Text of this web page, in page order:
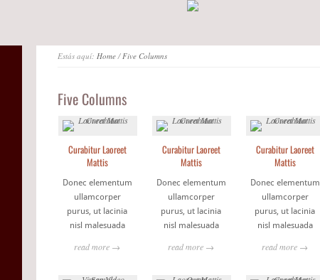
Estás aquí: Home/Five Columns
Five Columns
Curabitur Laoreet
Mattis
Donec elementum
ullamcorper
purus, ut lacinia
nisl malesuada
read more →
Curabitur Laoreet
Mattis
Donec elementum
ullamcorper
purus, ut lacinia
nisl malesuada
read more →
Curabitur Laoreet
Mattis
Donec elementum
ullamcorper
purus, ut lacinia
nisl malesuada
read more →